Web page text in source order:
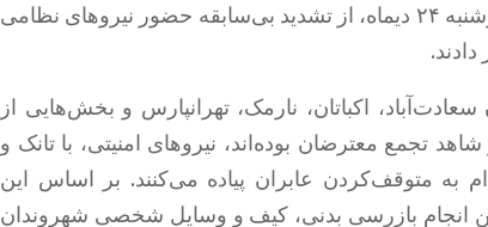
تعدادی از شهروندان ساکن تهران، روز چهارشنبه ۲۴ دیماه، از تشدید بی‌سابقه حضور نیروهای نظامی
اکباتان، نارمک، تهرانپارس و بخش‌هایی از
تجمع معترضان بوده‌اند، نیروهای امنیتی، با تانک و
به متوقف‌کردن عابران پیاده می‌کنند. بر اساس این
انجام بازرسی بدنی، کیف و وسایل شخصی شهروندان